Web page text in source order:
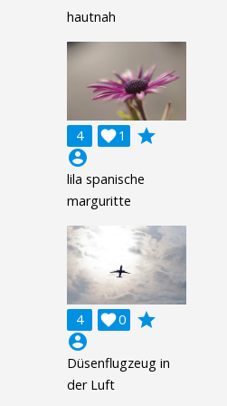
hautnah
4 1

grade
account_circle
lila spanische
marguritte
4 0

grade
account_circle
Düsenflugzeug in
der Luft